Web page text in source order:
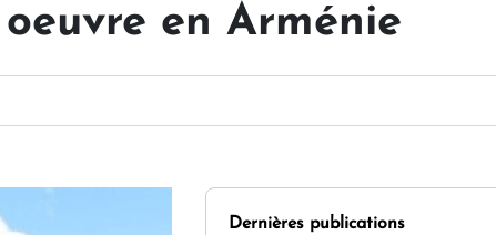
en Arménie
Dernières publications